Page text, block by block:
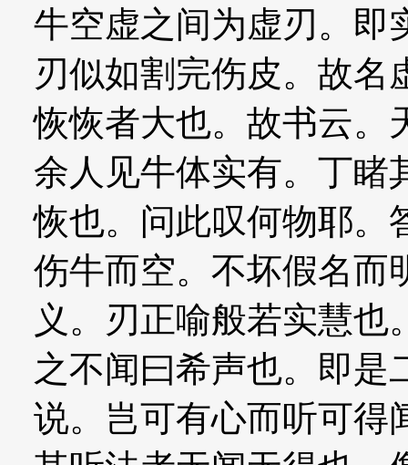
牛空虚之间为虚刃。即
刃似如割完伤皮。故名
恢恢者大也。故书云。
余人见牛体实有。丁睹
恢也。问此叹何物耶。
伤牛而空。不坏假名而
义。刃正喻般若实慧
之不闻曰希声也。即是
说。岂可有心而听可得